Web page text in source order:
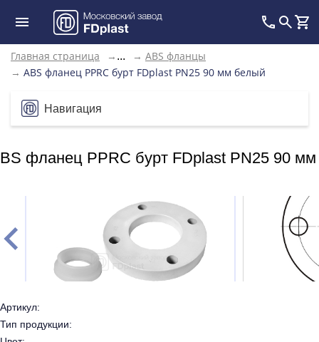
Главная страница → ... → ABS фланцы
→ ABS фланец PPRC бурт FDplast PN25 90 мм белый
Навигация
фланец PPRC бурт FDplast PN25 90
Артикул:
Тип продукции: